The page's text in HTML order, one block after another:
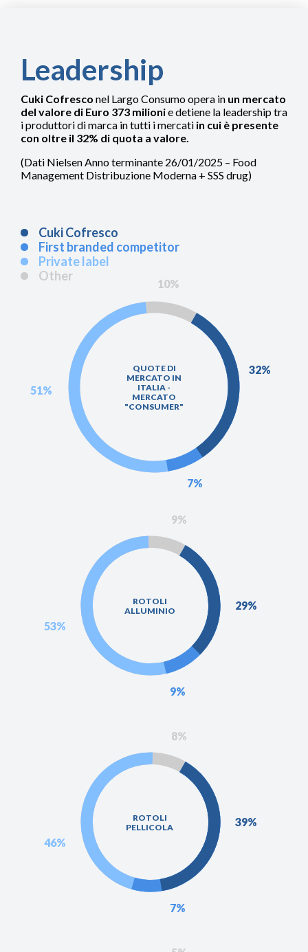
Leadership
Cuki Cofresco nel Largo Consumo opera in un mercato
del valore di Euro 373 milionie detiene la leadership tra
i produttori di marca in tutti i mercati in cui è presente
con oltre il 32% di quota a valore.
(Dati Nielsen Anno terminante 26/01/2025 – Food
Management Distribuzione Moderna + SSS drug)
Cuki Cofresco
First branded competitor
Private label
Other
QUOTE DI
MERCATO IN
ITALIA -
MERCATO
"CONSUMER"
32%
7%
51%
10%
ROTOLI
ALLUMINIO
29%
9%
53%
9%
ROTOLI
PELLICOLA
39%
7%
46%
8%